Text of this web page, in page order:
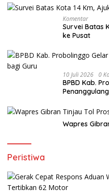
Komentar
Survei Batas
ke Pusat
10 Juli 2026 0
BPBD Kab.
Wapres
Peristiwa